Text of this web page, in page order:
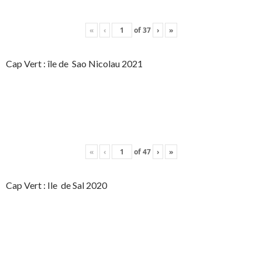
« ‹ of37 › »
Cap Vert : île de Sao Nicolau 2021
« ‹ of47 › »
Cap Vert : Ile de Sal 2020